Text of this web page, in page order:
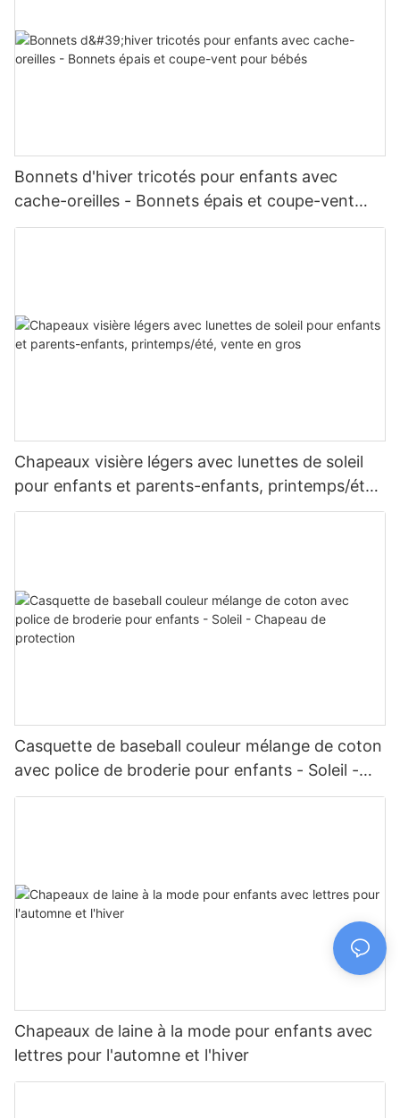
Bonnets d'hiver tricotés pour enfants avec
cache-oreilles - Bonnets épais et coupe-vent
pour bébés
Chapeaux visière légers avec lunettes de soleil
pour enfants et parents-enfants, printemps/été,
vente en gros
Casquette de baseball couleur mélange de coton
avec police de broderie pour enfants - Soleil -
Chapeau de protection
Chapeaux de laine à la mode pour enfants avec
lettres pour l'automne et l'hiver